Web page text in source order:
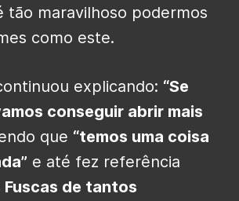
tão maravilhoso podermos
como este.
explicando: “Se
conseguir abrir mais
que “temos uma coisa
e até fez referência
Fuscas de tantos